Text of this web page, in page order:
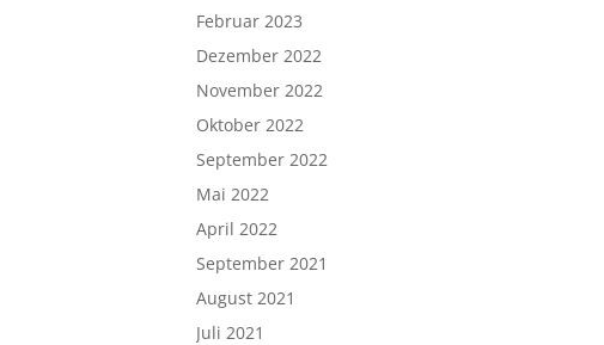
Februar 2023
Dezember 2022
November 2022
Oktober 2022
September 2022
Mai 2022
April 2022
September 2021
August 2021
Juli 2021